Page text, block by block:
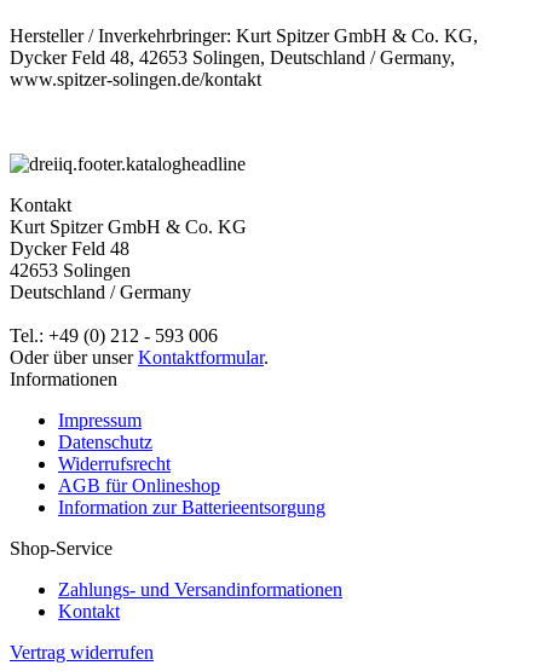
Hersteller / Inverkehrbringer: Kurt Spitzer GmbH & Co. KG,
Dycker Feld 48, 42653 Solingen, Deutschland / Germany,
www.spitzer-solingen.de/kontakt
Kontakt
Kurt Spitzer GmbH & Co. KG
Dycker Feld 48
42653 Solingen
Deutschland / Germany
Tel.: +49 (0) 212 - 593 006
Oder über unserKontaktformular.
Informationen
Impressum
Datenschutz
Widerrufsrecht
AGB für Onlineshop
Information zur Batterieentsorgung
Shop-Service
Zahlungs- und Versandinformationen
Kontakt
Vertrag widerrufen